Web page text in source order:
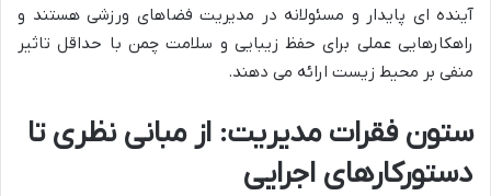
آینده ای پایدار و مسئولانه در مدیریت فضاهای ورزشی هستند و
راهکارهایی عملی برای حفظ زیبایی و سلامت چمن با حداقل تاثیر
منفی بر محیط زیست ارائه می دهند.
ستون فقرات مدیریت: از مبانی نظری تا
دستورکارهای اجرایی